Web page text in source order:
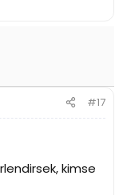
#17
kimse